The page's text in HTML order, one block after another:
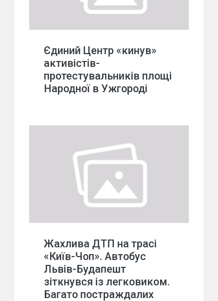
Єдиний Центр «кинув»
активістів-
протестувальників площі
Народної в Ужгороді
Жахлива ДТП на трасі
«Київ-Чоп». Автобус
Львів-Будапешт
зіткнувся із легковиком.
Багато постраждалих